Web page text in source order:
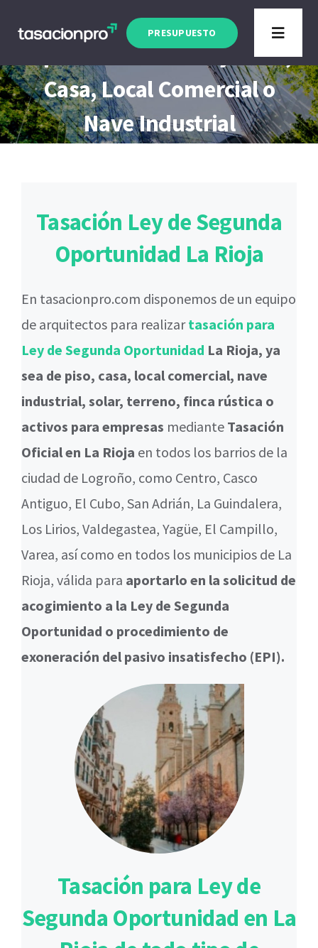
Toggle
Tipo de Inmueble
Finalidad
PRESUPUESTO
Tasación Ley de Segunda
Oportunidad La Rioja Piso,
Casa, Local Comercial o
Nave Industrial
Tasación Ley de Segunda
Oportunidad La Rioja
En tasacionpro.com disponemos de un equipo
de arquitectos para realizartasación para
Ley de Segunda Oportunidad La Rioja, ya
sea de piso, casa, local comercial, nave
industrial, solar, terreno, finca rústica o
activos para empresas mediante Tasación
Oficial en La Rioja en todos los barrios de la
ciudad de Logroño, como Centro, Casco
Antiguo, El Cubo, San Adrián, La Guindalera,
Los Lirios, Valdegastea, Yagüe, El Campillo,
Varea, así como en todos los municipios de La
Rioja, válida para aportarlo en la solicitud de
acogimiento a la Ley de Segunda
Oportunidad o procedimiento de
exoneración del pasivo insatisfecho (EPI).
Tasación para Ley de
Segunda Oportunidad en La